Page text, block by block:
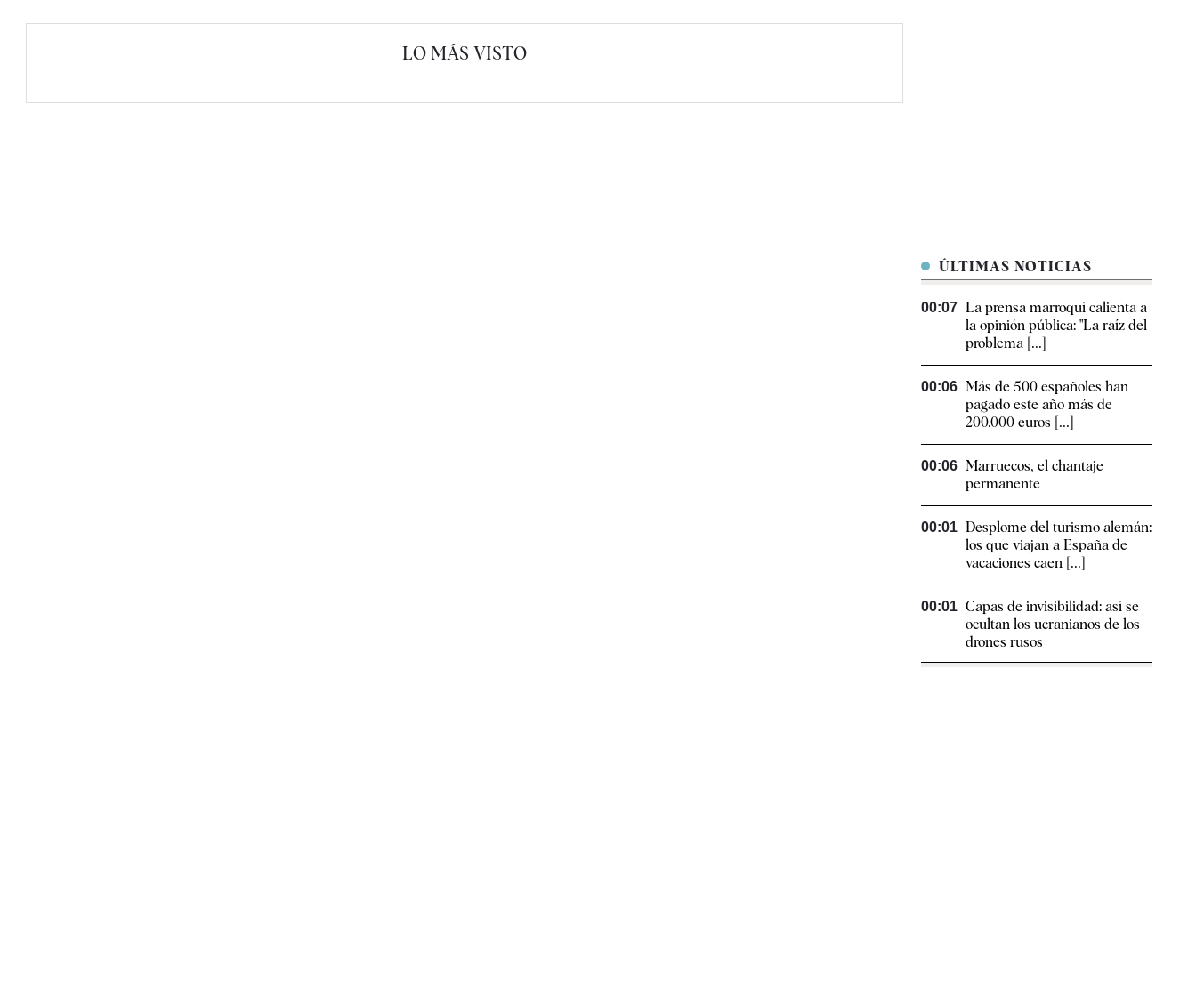
LO MÁS VISTO
ÚLTIMAS NOTICIAS
00:07 La prensa marroquí calienta a
la opinión pública: "La raíz del
problema [...]
00:06 Más de 500 españoles han
pagado este año más de
200.000 euros [...]
00:06 Marruecos, el chantaje
permanente
00:01 Desplome del turismo alemán:
los que viajan a España de
vacaciones caen [...]
00:01 Capas de invisibilidad: así se
ocultan los ucranianos de los
drones rusos